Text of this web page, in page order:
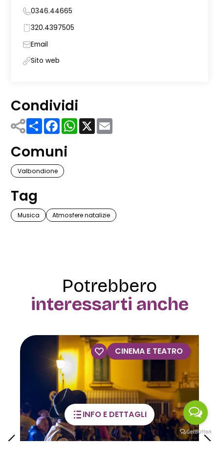
INFO E DETTAGLI
0346.44665
320.4397505
Email
Sito web
Condividi
ShareFacebook
WhatsApp
X
Comuni
Valbondione
Tag
Musica Atmosfere natalizie
Potrebbero
interessarti anche
VISITE GUIDATE